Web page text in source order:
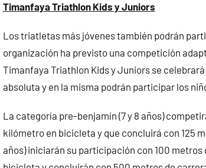
Timanfaya Triathlon Kids y Juniors
Los triatletas más jóvenes también podrán
organización ha previsto una competición
Timanfaya Triathlon Kids y Juniors se
absoluta y en la misma podrán participar los
La categoría pre-benjamín (7 y 8 años)
kilómetro en bicicleta y que concluirá con 125
años) iniciarán su participación con 100